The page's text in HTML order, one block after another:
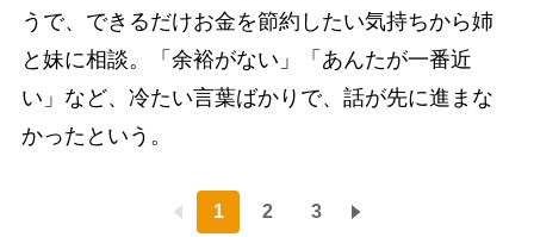
うで、できるだけお金を節約したい気持ちから姉
と妹に相談。「余裕がない」「あんたが一番近
い」など、冷たい言葉ばかりで、話が先に進まな
かったという。
1 2 3